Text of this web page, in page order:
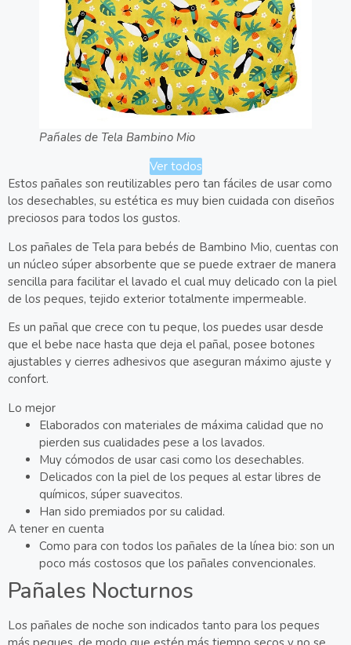
Pañales de Tela Bambino Mio
Ver todos
Estos pañales son reutilizables pero tan fáciles de usar como
los desechables, su estética es muy bien cuidada con diseños
preciosos para todos los gustos.
Los pañales de Tela para bebés de Bambino Mio, cuentas con
un núcleo súper absorbente que se puede extraer de manera
sencilla para facilitar el lavado el cual muy delicado con la piel
de los peques, tejido exterior totalmente impermeable.
Es un pañal que crece con tu peque, los puedes usar desde
que el bebe nace hasta que deja el pañal, posee botones
ajustables y cierres adhesivos que aseguran máximo ajuste y
confort.
Lo mejor
Elaborados con materiales de máxima calidad que no
pierden sus cualidades pese a los lavados.
Muy cómodos de usar casi como los desechables.
Delicados con la piel de los peques al estar libres de
químicos, súper suavecitos.
Han sido premiados por su calidad.
A tener en cuenta
Como para con todos los pañales de la línea bio: son un
poco más costosos que los pañales convencionales.
Pañales Nocturnos
Los pañales de noche son indicados tanto para los peques